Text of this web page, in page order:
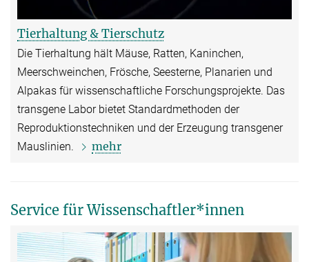
Tierhaltung & Tierschutz
Die Tierhaltung hält Mäuse, Ratten, Kaninchen,
Meerschweinchen, Frösche, Seesterne, Planarien und
Alpakas für wissenschaftliche Forschungsprojekte. Das
transgene Labor bietet Standardmethoden der
Reproduktionstechniken und der Erzeugung transgener
Mauslinien.
mehr
Service für Wissenschaftler*innen